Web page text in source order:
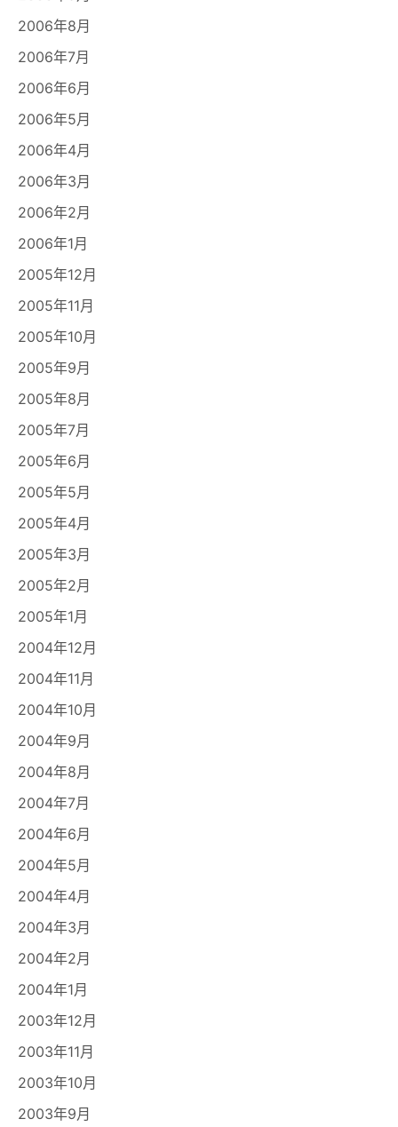
2006年8月
2006年7月
2006年6月
2006年5月
2006年4月
2006年3月
2006年2月
2006年1月
2005年12月
2005年11月
2005年10月
2005年9月
2005年8月
2005年7月
2005年6月
2005年5月
2005年4月
2005年3月
2005年2月
2005年1月
2004年12月
2004年11月
2004年10月
2004年9月
2004年8月
2004年7月
2004年6月
2004年5月
2004年4月
2004年3月
2004年2月
2004年1月
2003年12月
2003年11月
2003年10月
2003年9月